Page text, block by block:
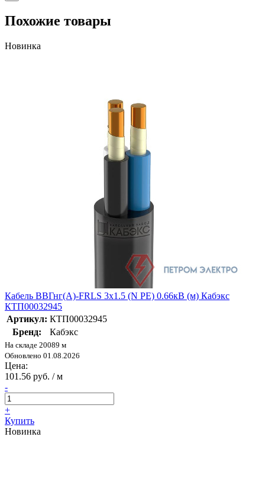
Похожие товары
Новинка
Кабель ВВГнг(А)-FRLS 3х1.5 (N PE) 0.66кВ (м) Кабэкс
КТП00032945
Артикул: КТП00032945
Бренд:
Кабэкс
На складе 20089 м
Обновлено 01.08.2026
Цена:
101.56 руб. / м
-
+
Купить
Новинка